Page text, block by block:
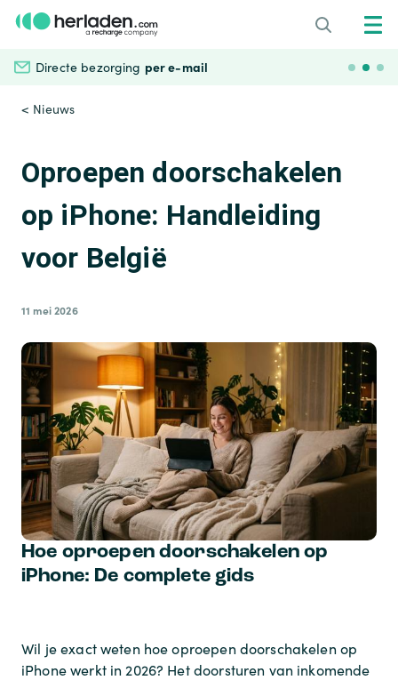
Directe bezorging per e-mail Veilig
< Nieuws
Oproepen doorschakelen
op iPhone: Handleiding
voor België
11 mei 2026
Hoe oproepen doorschakelen op
iPhone: De complete gids
Wil je exact weten hoe oproepen doorschakelen op
iPhone werkt in 2026? Het doorsturen van inkomende